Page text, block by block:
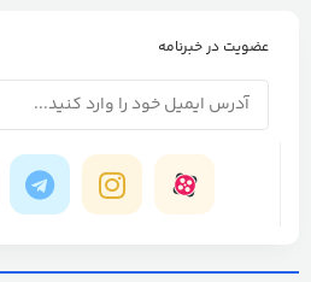
عضویت در خبرنامه